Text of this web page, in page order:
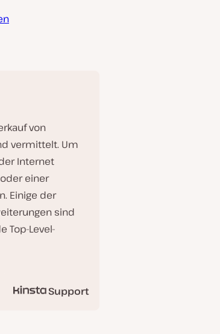
von
vermittelt. Um
Internet
einer
Einige der
sind
Top-Level-
Support